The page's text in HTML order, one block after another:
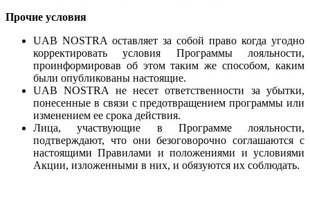
Прочие условия
UAB NOSTRA оставляет за собой право когда угодно
корректировать условия Программы лояльности,
проинформировав об этом таким же способом, каким
были опубликованы настоящие.
UAB NOSTRA не несет ответственности за убытки,
понесенные в связи с предотвращением программы или
изменением ее срока действия.
Лица, участвующие в Программе лояльности,
подтверждают, что они безоговорочно соглашаются с
настоящими Правилами и положениями и условиями
Акции, изложенными в них, и обязуются их соблюдать.